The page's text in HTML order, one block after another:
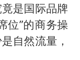
是国际品牌
位”的商务操
自然流量，